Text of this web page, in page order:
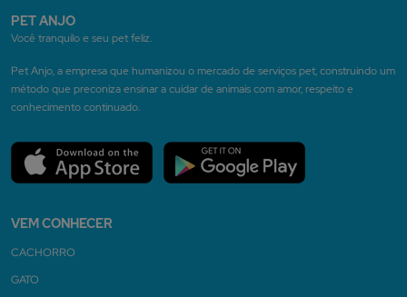
PET ANJO
Você tranquilo e seu pet feliz.
Pet Anjo, a empresa que humanizou o mercado de serviços pet, construindo um
método que preconiza ensinar a cuidar de animais com amor, respeito e
conhecimento continuado.
VEM CONHECER
CACHORRO
GATO